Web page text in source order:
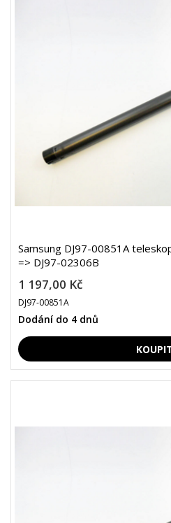
Samsung DJ97-00851A
=> DJ97-02306B
1 197,00 Kč
DJ97-00851A
Dodání do 4 dnů